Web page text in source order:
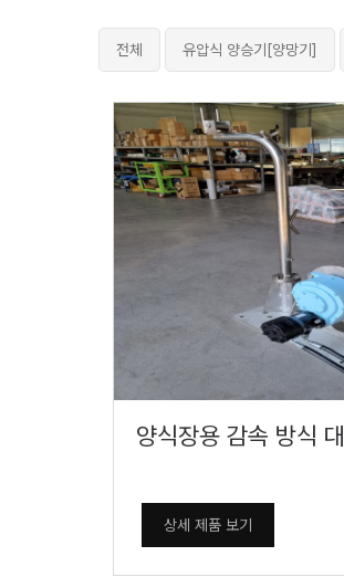
전체 유압식 양승기[양망기]
양식장용 감속 방식
상세 제품 보기